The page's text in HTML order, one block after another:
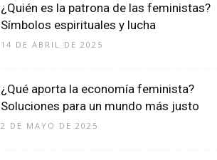
¿Quién es la patrona de las feministas?
Símbolos espirituales y lucha
14 DE ABRIL DE 2025
¿Qué aporta la economía feminista?
Soluciones para un mundo más justo
2 DE MAYO DE 2025